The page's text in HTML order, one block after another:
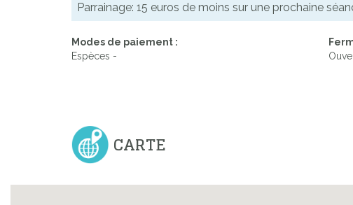
Parrainage: 15 euros de moins sur une prochaine
Modes de paiement :
Espèces -
CARTE